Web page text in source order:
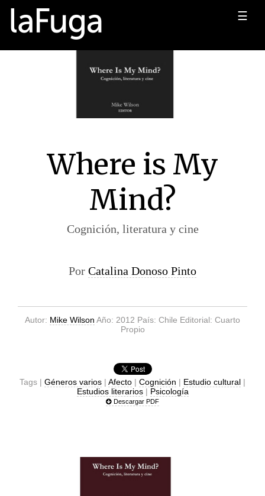
☰
Where is My
Mind?
Cognición, literatura y cine
Por Catalina Donoso Pinto
Autor: Mike Wilson Año: 2012 País: Chile Editorial: Cuarto
Propio
Tags | Géneros varios | Afecto | Cognición | Estudio cultural |
Estudios literarios| Psicología
Descargar PDF